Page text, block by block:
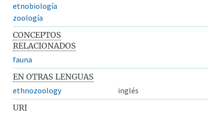
etnobiología
zoología
CONCEPTOS
RELACIONADOS
fauna
EN OTRAS LENGUAS
ethnozoology
inglés
URI